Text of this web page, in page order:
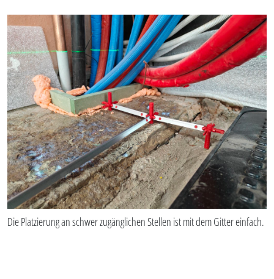
Die Platzierung an schwer zugänglichen Stellen ist mit dem Gitter einfach.